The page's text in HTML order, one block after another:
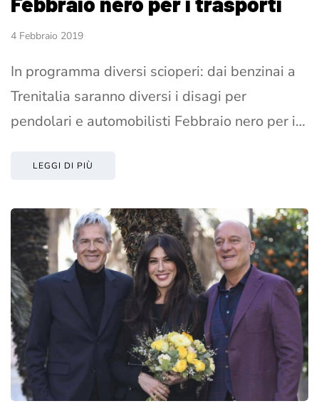
4 Febbraio 2019
In programma diversi scioperi: dai benzinai a
Trenitalia saranno diversi i disagi per
pendolari e automobilisti Febbraio nero per i…
LEGGI DI PIÙ